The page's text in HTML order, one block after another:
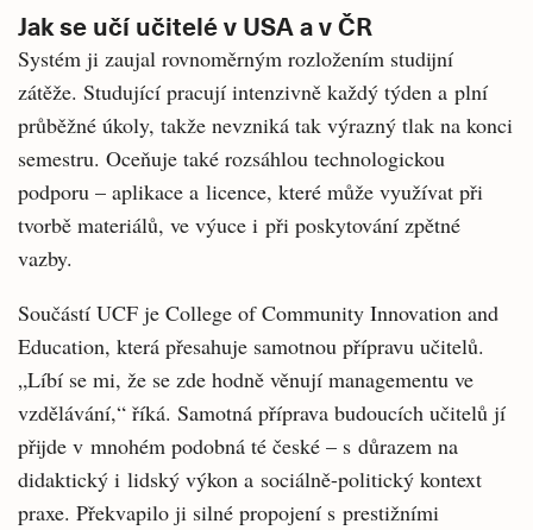
Jak se učí učitelé v USA a v ČR
Systém ji zaujal rovnoměrným rozložením studijní
zátěže. Studující pracují intenzivně každý týden a plní
průběžné úkoly, takže nevzniká tak výrazný tlak na konci
semestru. Oceňuje také rozsáhlou technologickou
podporu – aplikace a licence, které může využívat při
tvorbě materiálů, ve výuce i při poskytování zpětné
vazby.
Součástí UCF je College of Community Innovation and
Education, která přesahuje samotnou přípravu učitelů.
„Líbí se mi, že se zde hodně věnují managementu ve
vzdělávání,“ říká. Samotná příprava budoucích učitelů jí
přijde v mnohém podobná té české – s důrazem na
didaktický i lidský výkon a sociálně-politický kontext
praxe. Překvapilo ji silné propojení s prestižními